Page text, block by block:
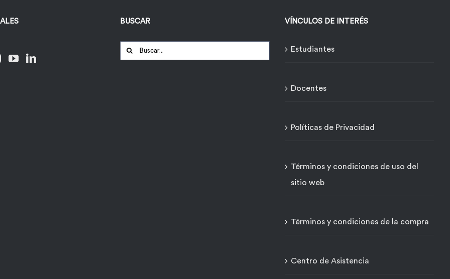
BUSCAR
Buscar:
VÍNCULOS DE INTERÉS
Estudiantes
Docentes
Políticas de Privacidad
Términos y condiciones de uso del
sitio web
Términos y condiciones de la compra
Centro de Asistencia